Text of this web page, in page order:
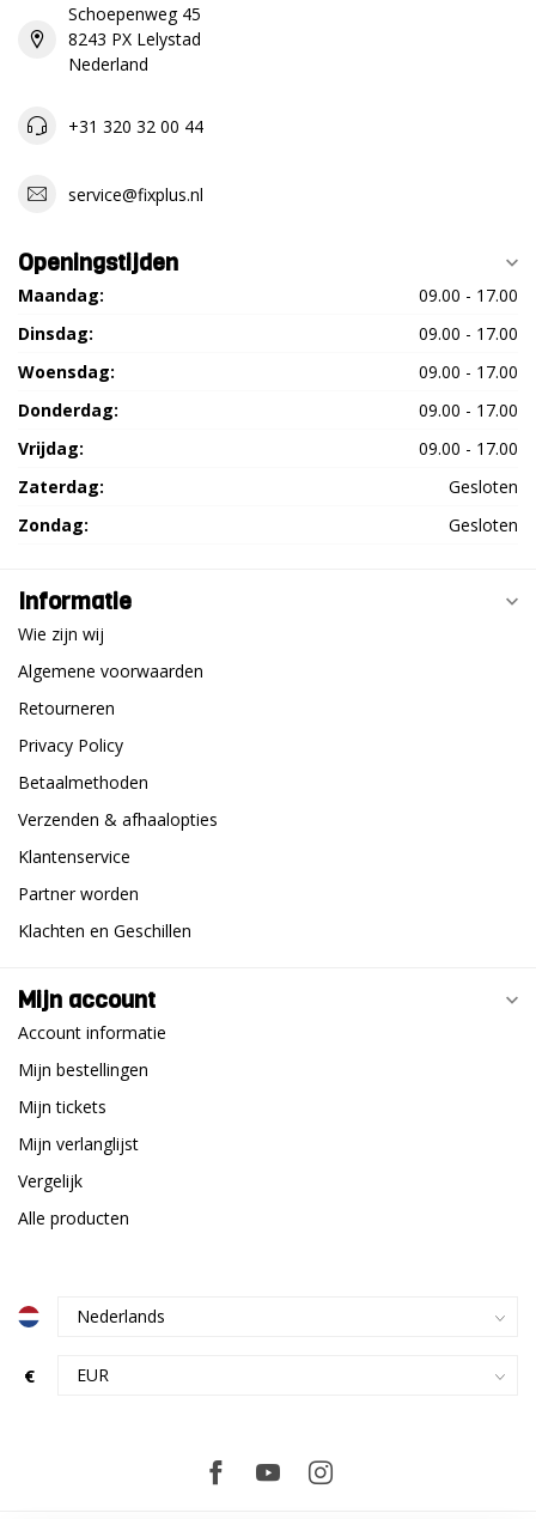
Schoepenweg 45
8243 PX Lelystad
Nederland
+31 320 32 00 44
service@fixplus.nl
Openingstijden
Maandag:
09.00 - 17.00
Dinsdag:
09.00 - 17.00
Woensdag:
09.00 - 17.00
Donderdag:
09.00 - 17.00
Vrijdag:
09.00 - 17.00
Zaterdag:
Gesloten
Zondag:
Gesloten
Informatie
Wie zijn wij
Algemene voorwaarden
Retourneren
Privacy Policy
Betaalmethoden
Verzenden & afhaalopties
Klantenservice
Partner worden
Klachten en Geschillen
Mijn account
Account informatie
Mijn bestellingen
Mijn tickets
Mijn verlanglijst
Vergelijk
Alle producten
€